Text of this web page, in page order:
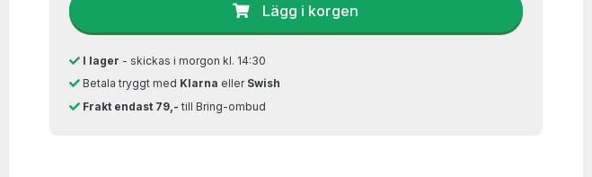
Lägg i korgen
I lager - skickas i morgon kl. 14:30
Betala tryggt med Klarna eller Swish
Frakt endast 79,- till Bring-ombud